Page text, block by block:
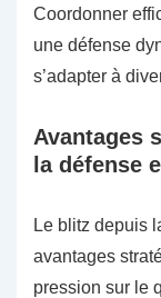
Coordonner
une défense
s’adapter à
Avantages
la défense
Le blitz depuis
avantages
pression sur le